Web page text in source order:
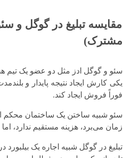
مقایسه تبلیغ در گوگل و
مشترک)
سئو و گوگل ادز مثل دو عضو یک تیم
یکی کارش ایجاد نتیجه پایدار و
فوراً فروش ایجاد کند.
سئو شبیه ساختن یک ساختمان
زمان می‌برد، هزینه مستقیم ندارد،
تبلیغ در گوگل شبیه اجاره یک